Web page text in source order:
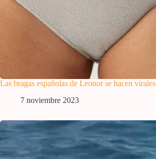
Las bragas españolas de Leonor se hacen virales
7 noviembre 2023